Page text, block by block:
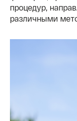
процедур,
различными